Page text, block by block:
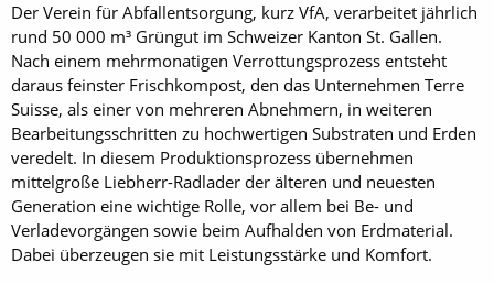
Der Verein für Abfallentsorgung, kurz VfA, verarbeitet jährlich
rund 50 000 m³ Grüngut im Schweizer Kanton St. Gallen.
Nach einem mehrmonatigen Verrottungsprozess entsteht
daraus feinster Frischkompost, den das Unternehmen Terre
Suisse, als einer von mehreren Abnehmern, in weiteren
Bearbeitungsschritten zu hochwertigen Substraten und Erden
veredelt. In diesem Produktionsprozess übernehmen
mittelgroße Liebherr-Radlader der älteren und neuesten
Generation eine wichtige Rolle, vor allem bei Be- und
Verladevorgängen sowie beim Aufhalden von Erdmaterial.
Dabei überzeugen sie mit Leistungsstärke und Komfort.